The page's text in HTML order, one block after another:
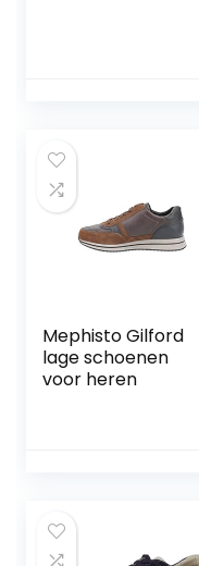
Mephisto Gilford
lage schoenen
voor heren